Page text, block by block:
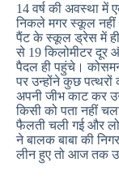
14 वर्ष की अवस्था
निकले मगर स्कूल नहीं
पैंट के स्कूल ड्रेस में ही
से 19 किलोमीटर दूर
पैदल ही पहुंचे।
पर उन्होंने कुछ
अपनी जीभ काट कर
किसी को पता नहीं
फैलती चली गई और
ने बालक बाबा की
लीन हुए तो आज तक